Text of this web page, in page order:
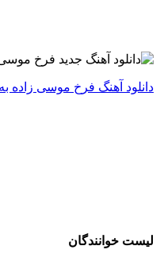
دانلود آهنگ فرخ موسی زاده
لیست خوانندگان